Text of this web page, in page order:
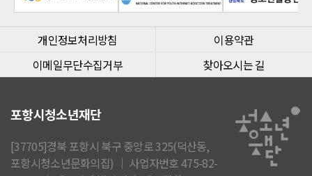
개인정보처리방침
이용약관
이메일무단수집거부
찾아오시는 길
포항시청소년재단
[37705]경북 포항시 북구 중앙로 325(덕산동,
포항시청소년문화의집) │ 사업자번호 475-82-